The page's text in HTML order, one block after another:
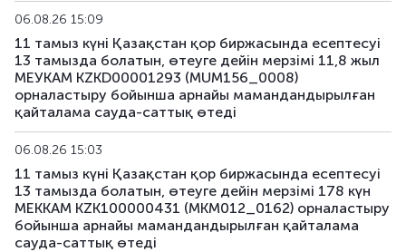
US179_2609 US912797RS85 аралас
US181_3005 US912828ZQ64
US182_3305
US183_2710 US91282CLQ23 аралас
US184_2810 US91282CDF59 аралас
06.08.26 15:09
11 тамыз күні Қазақстан қор биржасында есептесуі
13 тамызда болатын, өтеуге дейін мерзімі 11,8 жыл
МЕУКАМ KZKD00001293 (MUM156_0008)
орналастыру бойынша арнайы мамандандырылған
қайталама сауда-саттық өтеді
06.08.26 15:03
11 тамыз күні Қазақстан қор биржасында есептесуі
13 тамызда болатын, өтеуге дейін мерзімі 178 күн
МЕККАМ KZK100000431 (MKM012_0162) орналастыру
бойынша арнайы мамандандырылған қайталама
сауда-саттық өтеді